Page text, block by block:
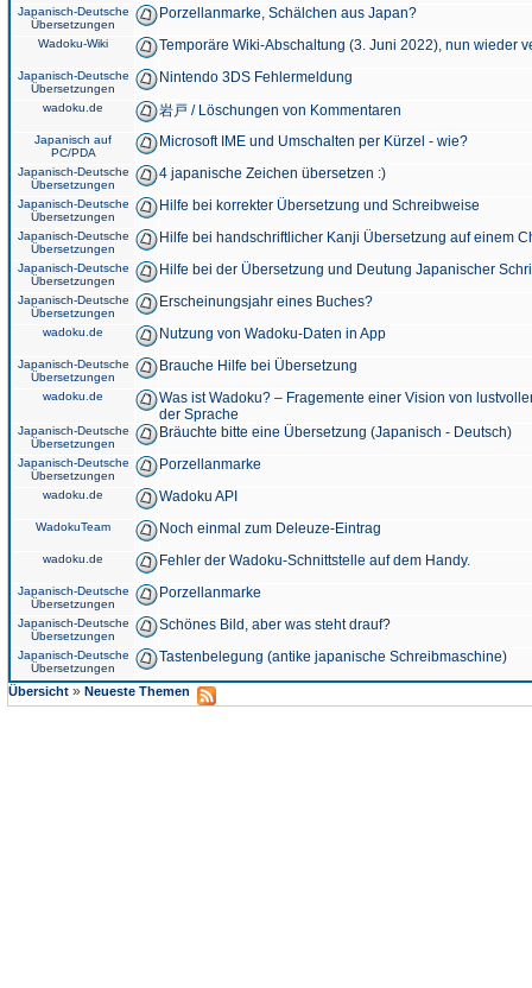
Japanisch-Deutsche
Übersetzungen
Porzellanmarke, Schälchen aus Japan?
Wadoku-Wiki Temporäre Wiki-Abschaltung (3. Juni 2022), nun wieder
Japanisch-Deutsche
Übersetzungen
Nintendo 3DS Fehlermeldung
wadoku.de 岩戸 / Löschungen von Kommentaren
Japanisch auf
PC/PDA
Microsoft IME und Umschalten per Kürzel - wie?
Japanisch-Deutsche
Übersetzungen
4 japanische Zeichen übersetzen :)
Japanisch-Deutsche
Übersetzungen
Hilfe bei korrekter Übersetzung und Schreibweise
Japanisch-Deutsche
Übersetzungen
Hilfe bei handschriftlicher Kanji Übersetzung auf einem
Japanisch-Deutsche
Übersetzungen
Hilfe bei der Übersetzung und Deutung Japanischer
Japanisch-Deutsche
Übersetzungen
Erscheinungsjahr eines Buches?
wadoku.de Nutzung von Wadoku-Daten in App
Japanisch-Deutsche
Übersetzungen
Brauche Hilfe bei Übersetzung
wadoku.de
Was ist Wadoku? – Fragemente einer Vision von
der Sprache
Japanisch-Deutsche
Übersetzungen
Bräuchte bitte eine Übersetzung (Japanisch - Deutsch)
Japanisch-Deutsche
Übersetzungen
Porzellanmarke
wadoku.de Wadoku API
WadokuTeam Noch einmal zum Deleuze-Eintrag
wadoku.de Fehler der Wadoku-Schnittstelle auf dem Handy.
Japanisch-Deutsche
Übersetzungen
Porzellanmarke
Japanisch-Deutsche
Übersetzungen
Schönes Bild, aber was steht drauf?
Japanisch-Deutsche
Übersetzungen
Tastenbelegung (antike japanische Schreibmaschine)
Übersicht » Neueste Themen